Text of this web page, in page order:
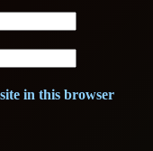
in this browser